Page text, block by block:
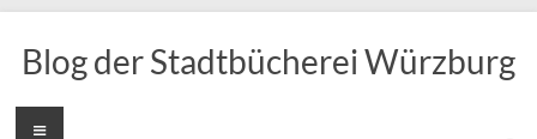
Inhalt
springen
Blog der Stadtbücherei Würzburg
Menü